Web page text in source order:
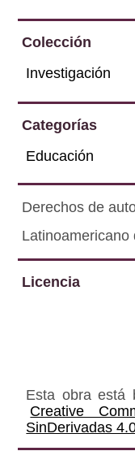
Colección
Investigación
Categorías
Educación
Derechos de
Latinoamericano
Licencia
Esta obra está
Creative
SinDerivadas